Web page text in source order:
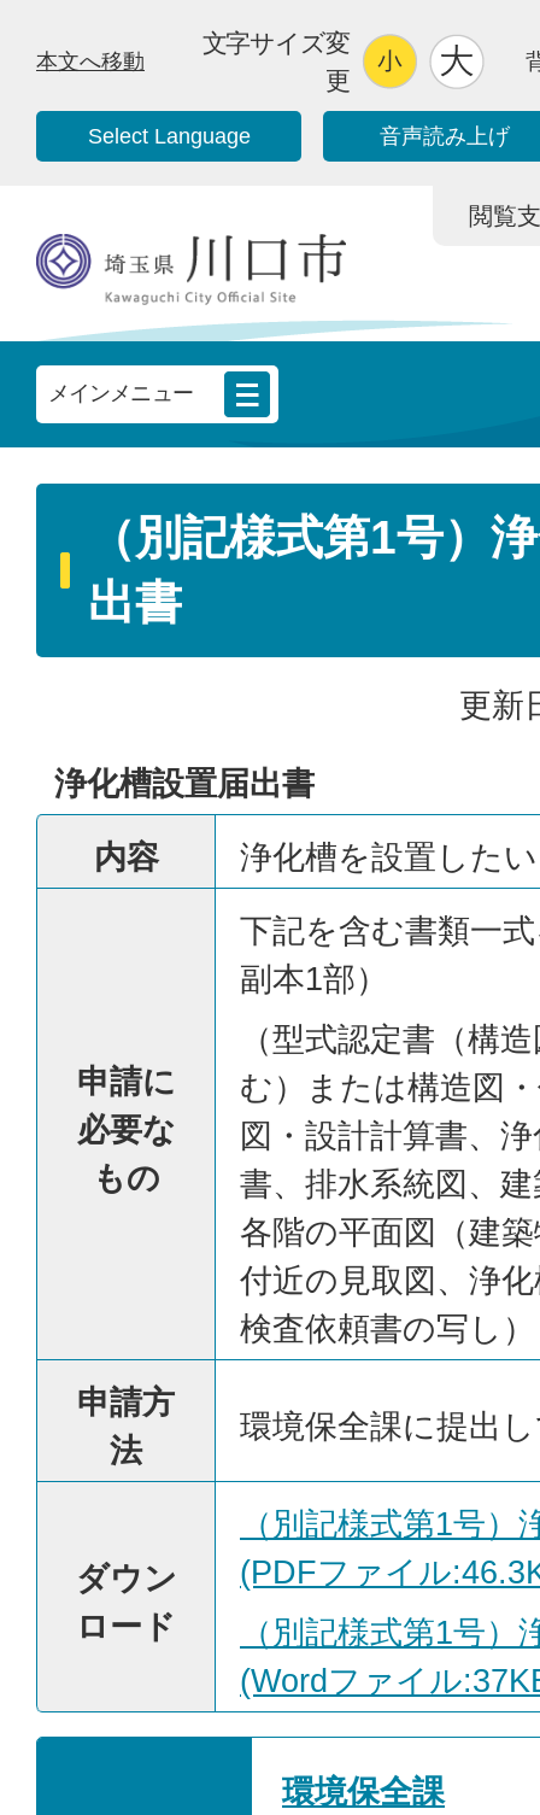
本文へ移動
文字サイズ変
更
Select Language 音声読み上げ
閲覧
メインメニュー
（別記様式第1号）
出書
更新
浄化槽設置届出書
内容
浄化槽を設置した
申請に
必要な
もの
下記を含む書類一
副本1部）
（型式認定書（構
む）または構造図
図・設計計算書、
書、排水系統図、
各階の平面図（建
付近の見取図、浄
検査依頼書の写し）
申請方
法
環境保全課に提出
ダウン
ロード
（別記様式第1号）
(PDFファイル
（別記様式第1号）
(Wordファイル
環境保全課